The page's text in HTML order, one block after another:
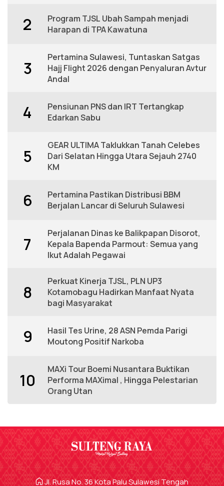
2
Program TJSL Ubah Sampah menjadi
Harapan di TPA Kawatuna
3
Pertamina Sulawesi, Tuntaskan Satgas
Hajj Flight 2026 dengan Penyaluran Avtur
Andal
4
Pensiunan PNS dan IRT Tertangkap
Edarkan Sabu
5
GEAR ULTIMA Taklukkan Tanah Celebes
Dari Selatan Hingga Utara Sejauh 2740
KM
6
Pertamina Pastikan Distribusi BBM
Berjalan Lancar di Seluruh Sulawesi
7
Perjalanan Dinas ke Balikpapan Disorot,
Kepala Bapenda Parmout: Semua yang
Ikut Adalah Pegawai
8
Perkuat Kinerja TJSL, PLN UP3
Kotamobagu Hadirkan Manfaat Nyata
bagi Masyarakat
9
Hasil Tes Urine, 28 ASN Pemda Parigi
Moutong Positif Narkoba
10
MAXi Tour Boemi Nusantara Buktikan
Performa MAXimal , Hingga Pelestarian
Orang Utan
Jl. Rusa No. 36 Kota Palu Sulawesi Tengah